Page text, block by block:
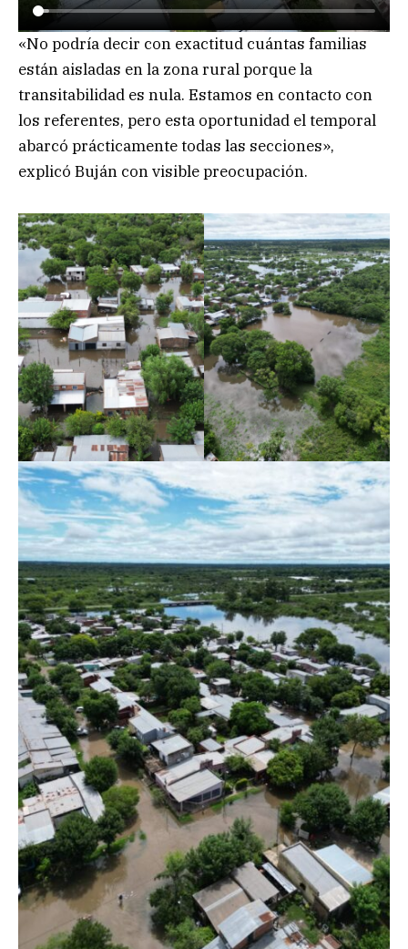
«No podría decir con exactitud cuántas familias
están aisladas en la zona rural porque la
transitabilidad es nula. Estamos en contacto con
los referentes, pero esta oportunidad el temporal
abarcó prácticamente todas las secciones»,
explicó Buján con visible preocupación.